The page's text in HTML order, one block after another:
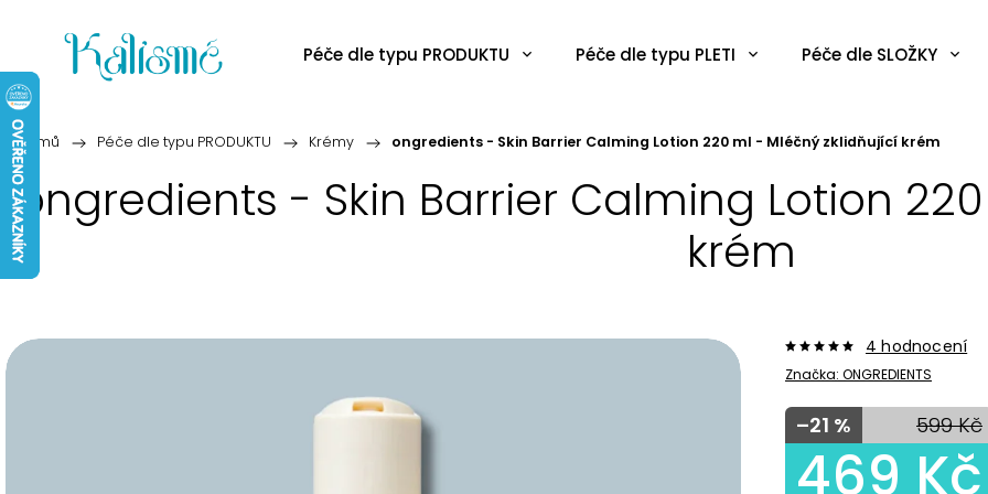
Péče dle typu PRODUKTU Péče dle typu PLETI Péče dle SLOŽKY
Domů / Péče dle typu PRODUKTU / Krémy / ongredients - Skin Barrier Calming Lotion 220 ml - Mléčný zklidňující krém
ongredients - Skin Barrier Calming Lotion
krém
Značka:ONGREDIENTS
4 hodnocení
599 Kč
–21 %
469 Kč